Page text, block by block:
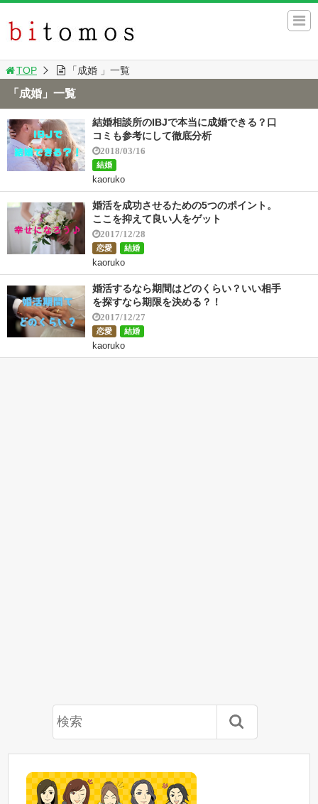
TOP 「成婚 」一覧
「成婚」一覧
結婚相談所のIBJで本当に成婚できる？口
コミも参考にして徹底分析
2018/03/16
結婚
kaoruko
婚活を成功させるための5つのポイント。
ここを抑えて良い人をゲット
2017/12/28
恋愛 結婚
kaoruko
婚活するなら期間はどのくらい？いい相手
を探すなら期限を決める？！
2017/12/27
恋愛 結婚
kaoruko